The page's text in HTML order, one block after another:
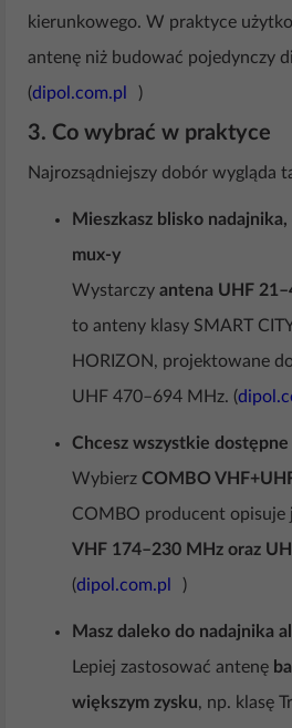
kierunkowego. W praktyce
antenę niż budować pojedynczy
(dipol.com.pl )
3. Co wybrać w praktyce
Najrozsądniejszy dobór wygląda
Mieszkasz blisko
mux-y
Wystarczy antena UHF
to anteny klasy SMART
HORIZON, projektowane
UHF 470–694 MHz. (
Chcesz wszystkie
Wybierz COMBO
COMBO producent opisuje
VHF 174–230 MHz oraz
(dipol.com.pl )
Masz daleko do nadajnika
Lepiej zastosować antenę
większym zysku, np. klasę